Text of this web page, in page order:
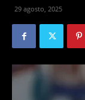
29 agosto, 2025